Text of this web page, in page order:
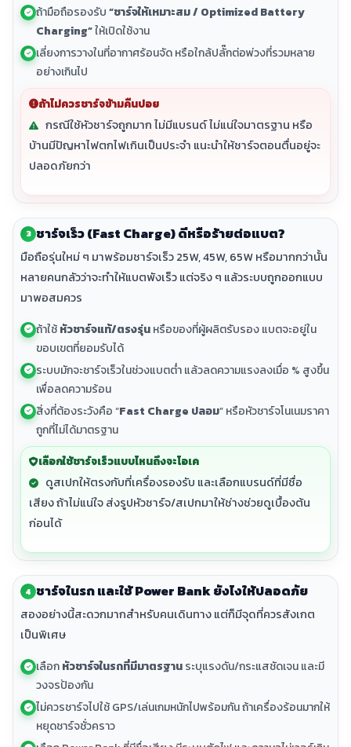
ถ้ามือถือรองรับ“ชาร์จให้เหมาะสม / Optimized Battery
Charging”ให้เปิดใช้งาน
เลี่ยงการวางในที่อากาศร้อนจัด หรือใกล้ปลั๊กต่อพ่วงที่รวมหลาย
อย่างเกินไป
ถ้าไม่ควรชาร์จข้ามคืนบ่อย
กรณีใช้หัวชาร์จถูกมาก ไม่มีแบรนด์ ไม่แน่ใจมาตรฐาน หรือ
บ้านมีปัญหาไฟตกไฟเกินเป็นประจำ แนะนำให้ชาร์จตอนตื่นอยู่จะ
ปลอดภัยกว่า
3 ชาร์จเร็ว (Fast Charge) ดีหรือร้ายต่อแบต?
มือถือรุ่นใหม่ ๆ มาพร้อมชาร์จเร็ว 25W, 45W, 65W หรือมากกว่านั้น
หลายคนกลัวว่าจะทำให้แบตพังเร็ว แต่จริง ๆ แล้วระบบถูกออกแบบ
มาพอสมควร
ถ้าใช้หัวชาร์จแท้/ตรงรุ่นหรือของที่ผู้ผลิตรับรอง แบตจะอยู่ใน
ขอบเขตที่ยอมรับได้
ระบบมักจะชาร์จเร็วในช่วงแบตต่ำ แล้วลดความแรงลงเมื่อ % สูงขึ้น
เพื่อลดความร้อน
สิ่งที่ต้องระวังคือ “Fast Charge ปลอม” หรือหัวชาร์จโนเนมราคา
ถูกที่ไม่ได้มาตรฐาน
เลือกใช้ชาร์จเร็วแบบไหนถึงจะโอเค
ดูสเปกให้ตรงกับที่เครื่องรองรับ และเลือกแบรนด์ที่มีชื่อ
เสียง ถ้าไม่แน่ใจ ส่งรูปหัวชาร์จ/สเปกมาให้ช่างช่วยดูเบื้องต้น
ก่อนได้
4 ชาร์จในรถ และใช้ Power Bank ยังไงให้ปลอดภัย
สองอย่างนี้สะดวกมากสำหรับคนเดินทาง แต่ก็มีจุดที่ควรสังเกต
เป็นพิเศษ
เลือกหัวชาร์จในรถที่มีมาตรฐานระบุแรงดัน/กระแสชัดเจน และมี
วงจรป้องกัน
ไม่ควรชาร์จไปใช้ GPS/เล่นเกมหนักไปพร้อมกัน ถ้าเครื่องร้อนมากให้
หยุดชาร์จชั่วคราว